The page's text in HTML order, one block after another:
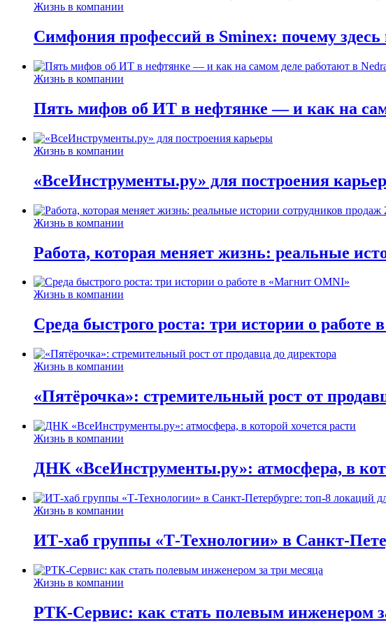
Жизнь в компании
Симфония профессий в Sminex: почему здесь
Жизнь в компании
Пять мифов об ИТ в нефтянке — и как на
Жизнь в компании
«ВсеИнструменты.ру» для построения
Жизнь в компании
Работа, которая меняет жизнь: реальные
Жизнь в компании
Среда быстрого роста: три истории о
Жизнь в компании
«Пятёрочка»: стремительный рост от
Жизнь в компании
ДНК «ВсеИнструменты.ру»: атмосфера, в
Жизнь в компании
ИТ-хаб группы «Т-Технологии» в Санкт-
Жизнь в компании
РТК-Сервис: как стать полевым инженером